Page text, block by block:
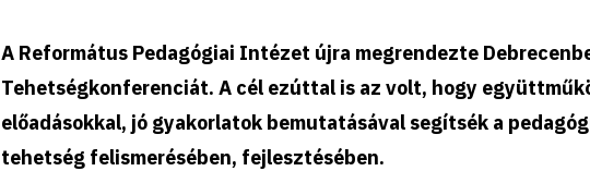
A Református Pedagógiai Intézet újra megrendezte
Tehetségkonferenciát. A cél ezúttal is az volt, hogy
előadásokkal, jó gyakorlatok bemutatásával segítsék a
tehetség felismerésében, fejlesztésében.